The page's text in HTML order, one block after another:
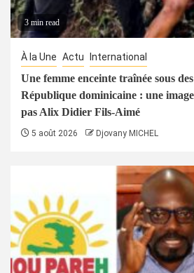
3 min read
À la Une Actu International
Une femme enceinte traînée sous
République dominicaine : une
pas Alix Didier Fils-Aimé
5 août 2026 Djovany MICHEL